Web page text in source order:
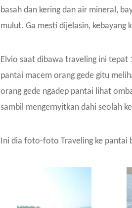
basah dan kering dan air mineral,
mulut. Ga mesti dijelasin, kebayang
Elvio saat dibawa traveling ini tepat
pantai macem orang gede gitu
orang gede ngadep pantai lihat
sambil mengernyitkan dahi seolah
Ini dia foto-foto Traveling ke pantai